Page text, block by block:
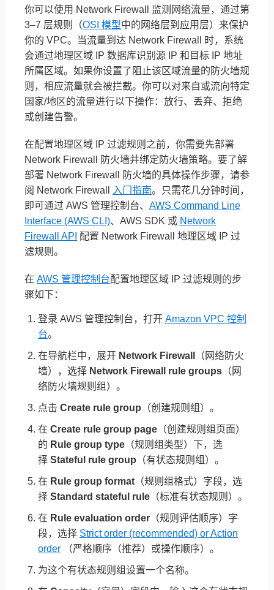
你可以使用 Network Firewall 监测网络流量，通过第
3–7 层规则（OSI 模型中的网络层到应用层）来保护
你的 VPC。当流量到达 Network Firewall 时，系统
会通过地理区域 IP 数据库识别源 IP 和目标 IP 地址
所属区域。如果你设置了阻止该区域流量的防火墙规
则，相应流量就会被拦截。你可以对来自或流向特定
国家/地区的流量进行以下操作：放行、丢弃、拒绝
或创建告警。
在配置地理区域 IP 过滤规则之前，你需要先部署
Network Firewall 防火墙并绑定防火墙策略。要了解
部署 Network Firewall 防火墙的具体操作步骤，请参
阅 Network Firewall
入门指南。只需花几分钟时间，
即可通过 AWS 管理控制台、 AWS Command Line
Interface (AWS CLI)、AWS SDK 或 Network
Firewall API 配置 Network Firewall 地理区域 IP 过
滤规则。
在 AWS 管理控制台配置地理区域 IP 过滤规则的步
骤如下：
登录 AWS 管理控制台，打开 Amazon VPC 控制
台。
在导航栏中，展开 Network Firewall
（网络防火
墙），选择 Network Firewall rule groups （网
络防火墙规则组）。
点击 Create rule group （创建规则组）。
在 Create rule group page （创建规则组页面）
的 Rule group type （规则组类型）下，选
择 Stateful rule group （有状态规则组）。
在 Rule group format （规则组格式）字段，选
择 Standard stateful rule （标准有状态规则）。
在 Rule evaluation order （规则评估顺序）字
段，选择 Strict order (recommended) or Action
order （严格顺序（推荐）或操作顺序）。
为这个有状态规则组设置一个名称。